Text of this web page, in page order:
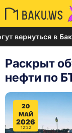
в Баку
Раскрыт
нефти по
20
МАЙ
2026
12:22